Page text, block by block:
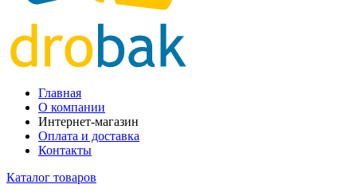
Главная
О компании
Интернет-магазин
Оплата и доставка
Контакты
Каталог товаров